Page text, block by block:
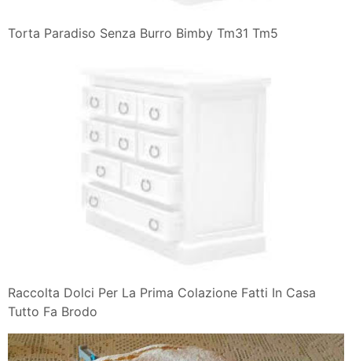
Torta Paradiso Senza Burro Bimby Tm31 Tm5
Raccolta Dolci Per La Prima Colazione Fatti In Casa
Tutto Fa Brodo